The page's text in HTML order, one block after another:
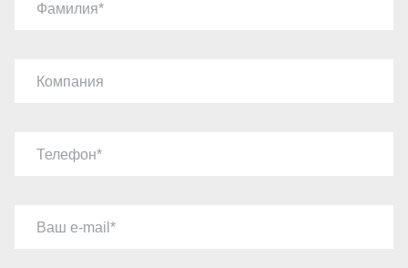
Фамилия
Компания
Телефон
Ваш e-mail